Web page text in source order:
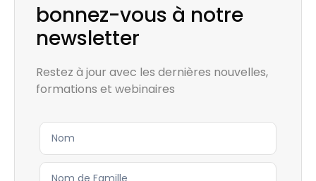
bonnez-vous à notre
newsletter
Restez à jour avec les dernières nouvelles,
formations et webinaires